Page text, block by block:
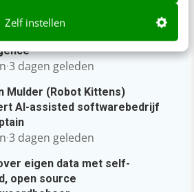
Zelf instellenCommvault integreert
·3 dagen geleden
Mulder (Robot Kittens)
AI-assisted softwarebedrijf
·3 dagen geleden
eigen data met self-
open source